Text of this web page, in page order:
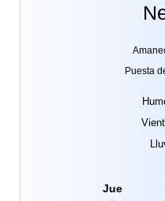
Puesta
Jue